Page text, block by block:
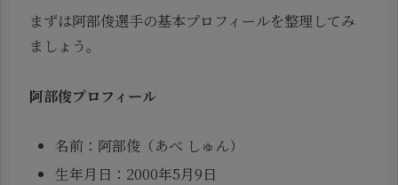
まずは阿部俊選手の基本プロフィールを整理してみ
ましょう。
阿部俊プロフィール
名前：阿部俊（あべ しゅん）
生年月日：2000年5月9日